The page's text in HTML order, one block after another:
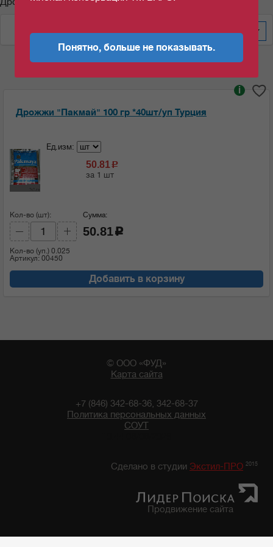
Дрожжи "Пакмай" 100 гр *40шт/уп Турция
i
Ед.изм:
50.81c
за 1 шт
Кол-во (шт):
Кол-во (уп.) 0.025
Артикул: 00450
Сумма:
50.81 c
Добавить в корзину
© ООО «ФУД»
Карта сайта
+7 (846) 342-68-36, 342-68-37
Политика персональных данных
СОУТ
Сделано в студии Экстил-ПРО 2015
Продвижение сайта
Понятно, больше не показывать.